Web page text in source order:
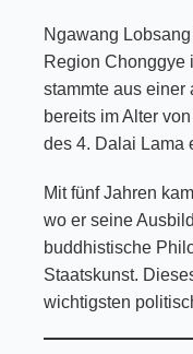
Ngawang
Region Chonggye
stammte aus
bereits im Alter
des 4. Dalai Lama
Mit fünf Jahren
wo er seine
buddhistische
Staatskunst.
wichtigsten